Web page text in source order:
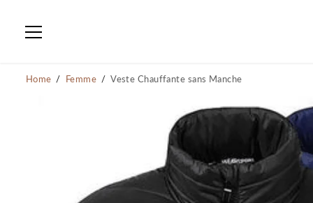
CONTENU
Home Femme Veste Chauffante sans Manche